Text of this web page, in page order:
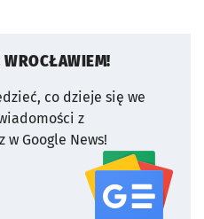
WROCŁAWIEM!
co dzieje się we
z
w Google News!
serwisu